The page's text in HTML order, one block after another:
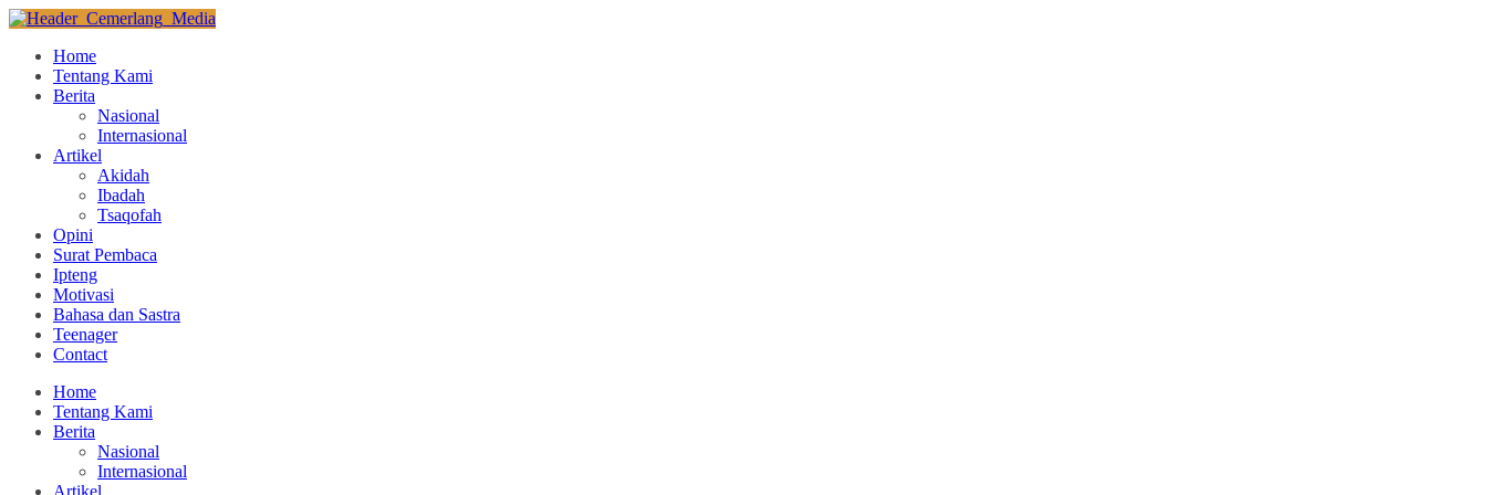
Home
Tentang Kami
Berita
Nasional
Internasional
Artikel
Akidah
Ibadah
Tsaqofah
Opini
Surat Pembaca
Ipteng
Motivasi
Bahasa dan Sastra
Teenager
Contact
Home
Tentang Kami
Berita
Nasional
Internasional
Artikel